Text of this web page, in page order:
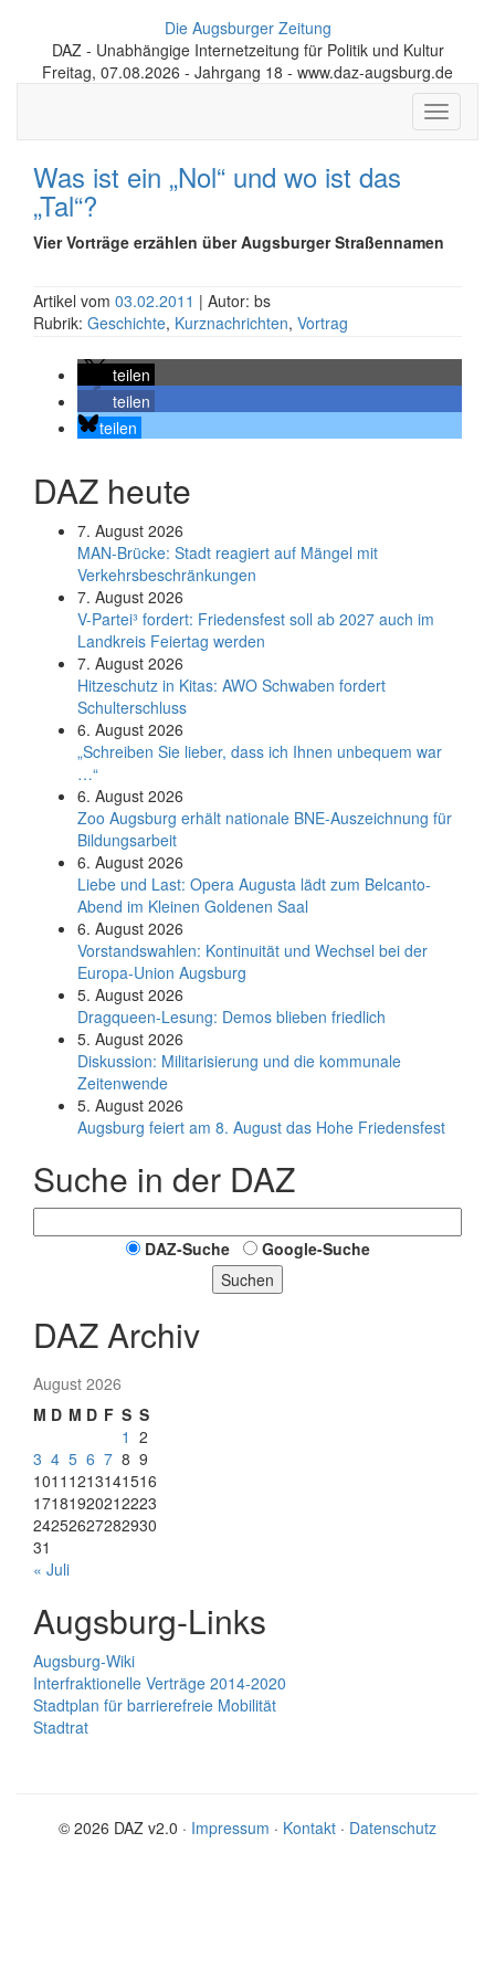
Die Augsburger Zeitung
DAZ - Unabhängige Internetzeitung für Politik und Kultur
Freitag, 07.08.2026 - Jahrgang 18 - www.daz-augsburg.de
Toggle
Was ist ein „Nol“ und wo ist das
„Tal“?
Vier Vorträge erzählen über Augsburger Straßennamen
Artikel vom 03.02.2011 | Autor: bs
Rubrik: Geschichte, Kurznachrichten, Vortrag
teilen
teilen
teilen
DAZ heute
7. August 2026
MAN-Brücke: Stadt reagiert auf Mängel mit
Verkehrsbeschränkungen
7. August 2026
V-Partei­³ fordert: Friedens­fest soll ab 2027 auch im
Land­kreis Feier­tag werden
7. August 2026
Hitzeschutz in Kitas: AWO Schwaben fordert
Schulterschluss
6. August 2026
„Schreiben Sie lieber, dass ich Ihnen unbequem war
…“
6. August 2026
Zoo Augsburg erhält nationale BNE-Auszeichnung für
Bildungsarbeit
6. August 2026
Liebe und Last: Opera Augusta lädt zum Belcanto-
Abend im Kleinen Goldenen Saal
6. August 2026
Vorstandswahlen: Kontinuität und Wechsel bei der
Europa-Union Augsburg
5. August 2026
Dragqueen-Lesung: Demos blieben friedlich
5. August 2026
Diskussion: Mi­li­ta­ri­sie­rung und die kommunale
Zeitenwende
5. August 2026
Augsburg feiert am 8. August das Hohe Friedensfest
Suche in der DAZ
DAZ-Suche
Google-Suche
Suchen
DAZ Archiv
August 2026
M D M D F S S
1 2
3 4 5 6 7 8 9
1011 1213141516
17181920212223
24252627282930
31
« Juli
Augsburg-Links
Augsburg-Wiki
Interfraktionelle Verträge 2014-2020
Stadtplan für barrierefreie Mobilität
Stadtrat
© 2026 DAZ v2.0 · Impressum · Kontakt · Datenschutz